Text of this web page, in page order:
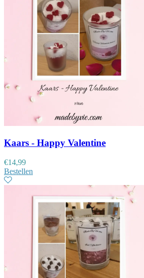
Kaars - Happy Valentine
€14,99
Bestellen